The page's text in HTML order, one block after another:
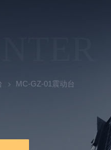
MC-GZ-01震动台